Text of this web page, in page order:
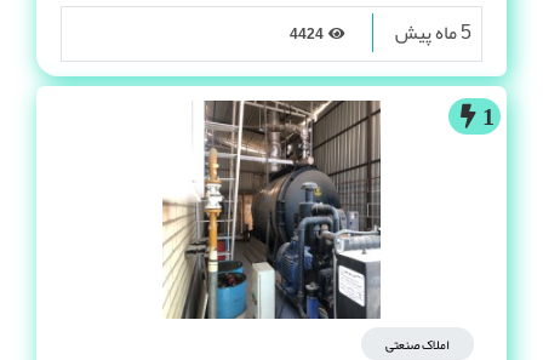
5 ماه پیش
1
املاک صنعتی